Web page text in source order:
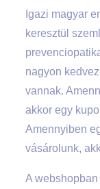
Igazi magyar
keresztül
nagyon
vannak.
akkor egy
Amennyiben
vásárolunk,
A